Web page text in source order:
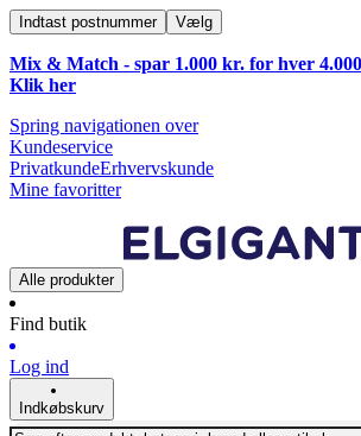
Indtast postnummer Vælg
Mix & Match - spar 1.000 kr. for hver
Klik her
Spring navigationen over
Kundeservice
PrivatkundeErhvervskunde
Mine favoritter
Alle produkter
Find butik
Log ind
Indkøbskurv